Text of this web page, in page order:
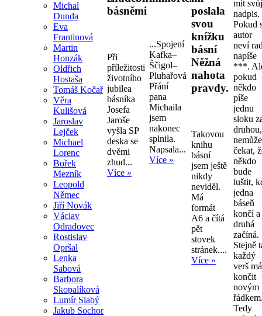
Michal
Dunda
Eva
Frantinová
Martin
Honzák
Oldřich
Hostaša
Tomáš Kočař
Věra
Kulišová
Jaroslav
Lejček
Michael
Lorenc
Bořek
Mezník
Leopold
Němec
Jiří Novák
Václav
Odradovec
Rostislav
Opršal
Lenka
Sabová
Barbora
Skopalíková
Lumír Slabý
Jakub Sochor
básněmi
Při
příležitosti
životního
jubilea
básníka
Josefa
Jaroše
vyšla SP
deska se
dvěmi
zhud...
Více »
...Spojení
Kafka–
Ščigol–
Pluhařová
Přání
pana
Michaila
jsem
nakonec
splnila.
Napsala...
Více »
poslala
svou
knížku
básní
Něžná
nahota
pravdy.
Takovou
knihu
básní
jsem ještě
nikdy
neviděl.
Má
formát
A6 a čítá
pět
stovek
stránek....
Více »
mít
nadpis.
Pokud
autor
neví
napíše
***.
pokud
někdo
píše
jednu
sloku
druhou,
nemůže
čekat,
někdo
bude
luštit,
jedna
báseň
končí a
druhá
začíná.
Stejně
každý
verš má
končit
novým
Tedy